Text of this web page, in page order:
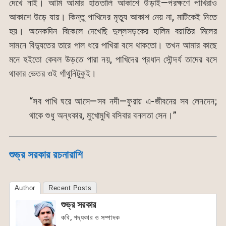
দেখে নাই। আমি আমার হাততালি আকাশে উড়াই—পরক্ষণে পাখিরাও
আকাশে উড়ে যায়। কিন্তু পাখিদের মৃত্যু আকাশ নেয় না, মাটিকেই নিতে
হয়। অনেকদিন বিকেলে দেখেছি দুল্লসড়কের হালিম বয়াতির মিলের
সামনে বিদ্যুতের তারে পাল ধরে পাখিরা বসে থাকতো। তখন আমার কাছে
মনে হইতো কেবল উড়তে পারা নয়, পাখিদের প্রধান সৌন্দর্য তাদের বসে
থাকার ভেতর ওই গাঁথুনিটুকুই।
“সব পাখি ঘরে আসে—সব নদী—ফুরায় এ-জীবনের সব লেনদেন;
থাকে শুধু অন্ধকার, মুখোমুখি বসিবার বনলতা সেন।”
শুভ্র সরকার রচনারাশি
Author Recent Posts
শুভ্র সরকার
কবি, গদ্যকার ও সম্পাদক